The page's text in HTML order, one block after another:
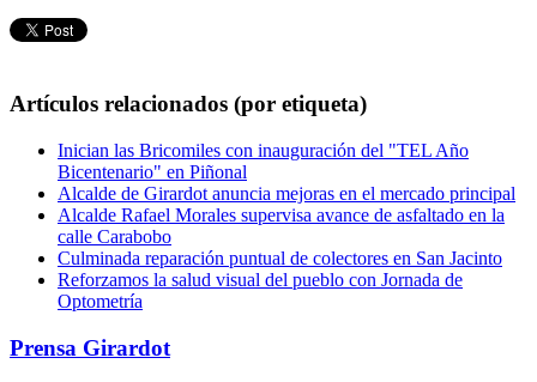
Artículos relacionados (por etiqueta)
Inician las Bricomiles con inauguración del "TEL Año
Bicentenario" en Piñonal
Alcalde de Girardot anuncia mejoras en el mercado principal
Alcalde Rafael Morales supervisa avance de asfaltado en la
calle Carabobo
Culminada reparación puntual de colectores en San Jacinto
Reforzamos la salud visual del pueblo con Jornada de
Optometría
Prensa Girardot